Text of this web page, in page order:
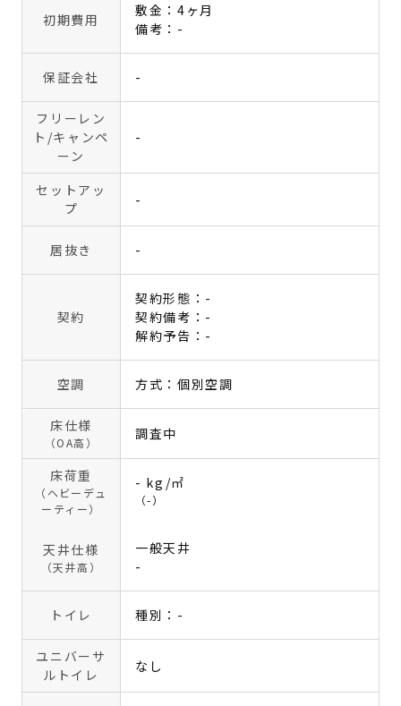
初期費用
敷金：4ヶ月
備考：-
保証会社 -
フリーレン
ト /キャンペ
ーン
-
セットアッ
プ
-
居抜き -
契約
契約形態：-
契約備考：-
解約予告：-
空調 方式：個別空調
床仕様
（OA高）
調査中
床荷重
（ヘビーデュ
ーティー）
- kg/㎡
（-）
天井仕様
（天井高）
一般天井
-
トイレ 種別：-
ユニバーサ
ルトイレ
なし